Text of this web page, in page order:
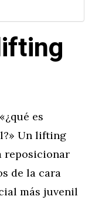
es
Un lifting
reposicionar
de la cara
más juvenil